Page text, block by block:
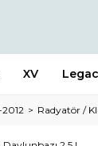
XV
Radyatör /